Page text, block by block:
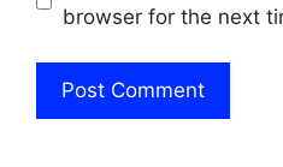
browser for the next